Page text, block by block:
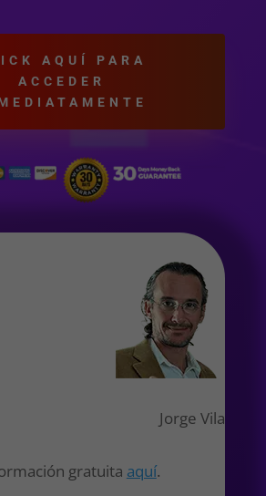
AQUÍ PARA
ACCEDER
Jorge Vila
gratuita aquí.